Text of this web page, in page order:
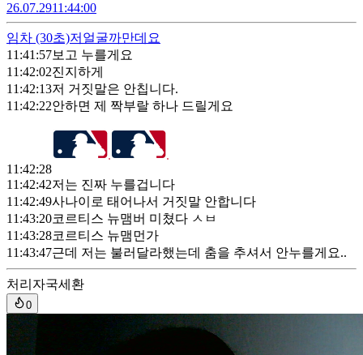
26.07.2911:44:00
임차 (30초)저얼굴까만데요
11:41:57보고 누를게요
11:42:02진지하게
11:42:13저 거짓말은 안칩니다.
11:42:22안하면 제 짝부랄 하나 드릴게요
11:42:28
11:42:42저는 진짜 누를겁니다
11:42:49사나이로 태어나서 거짓말 안합니다
11:43:20코르티스 뉴맴버 미쳤다 ㅅㅂ
11:43:28코르티스 뉴맴먼가
11:43:47근데 저는 불러달라했는데 춤을 추셔서 안누를게요..
처리자국세환
0